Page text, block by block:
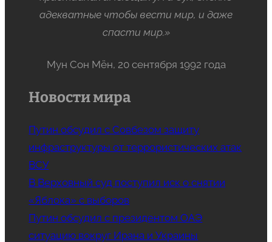
адекватные чтобы вести мир, и даже
спасти мир.»
Мун Сон Мён, 20 сентября 1992 года
Новости мира
Путин обсудил с Совбезом защиту
инфраструктуры от террористических атак
ВСУ
В Верховный суд поступил иск о снятии
«Яблока» с выборов
Путин обсудил с президентом ОАЭ
ситуацию вокруг Ирана и Украины